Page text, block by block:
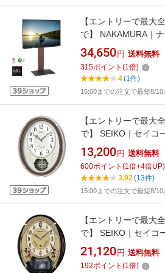
【エントリーで最大
で】 NAKAMURA｜
レビスタンド WALL
ット WLTVB6238
34,650 円 送料無料
315ポイント (1倍)
4(1件)
15:00までの注文で最短8/10
【エントリーで最大
で】 SEIKO｜セイコ
シンフォニー 薄金色
受信機能有]
13,200 円 送料無料
600ポイント (1倍+4倍UP)
3.92(13件)
15:00までの注文で最短8/10
【エントリーで最大
で】 SEIKO｜セイコ
Time（ディズニータ
ズ】 茶メタリック
21,120 円 送料無料
192ポイント (1倍)